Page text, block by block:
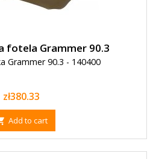
fotela Grammer 90.3
Grammer 90.3 - 140400
Price
zł380.33
Add to cart